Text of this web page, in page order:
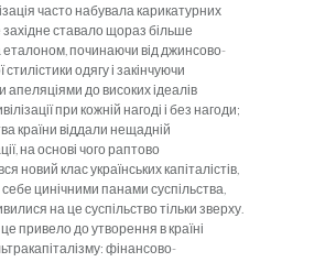
часто набувала карикатурних
ставало щораз більше
почина­ючи від джинсово-
одягу і закінчуючи
апеляціями до високих ідеалів
при кожній нагоді і без нагоди;
країни віддали не­щадній
на основі чого раптово
новий клас українських капіталістів,
себе цинічними пана­ми суспільства,
на це суспільство тільки зверху.
привело до утворення в країні
фінансово-